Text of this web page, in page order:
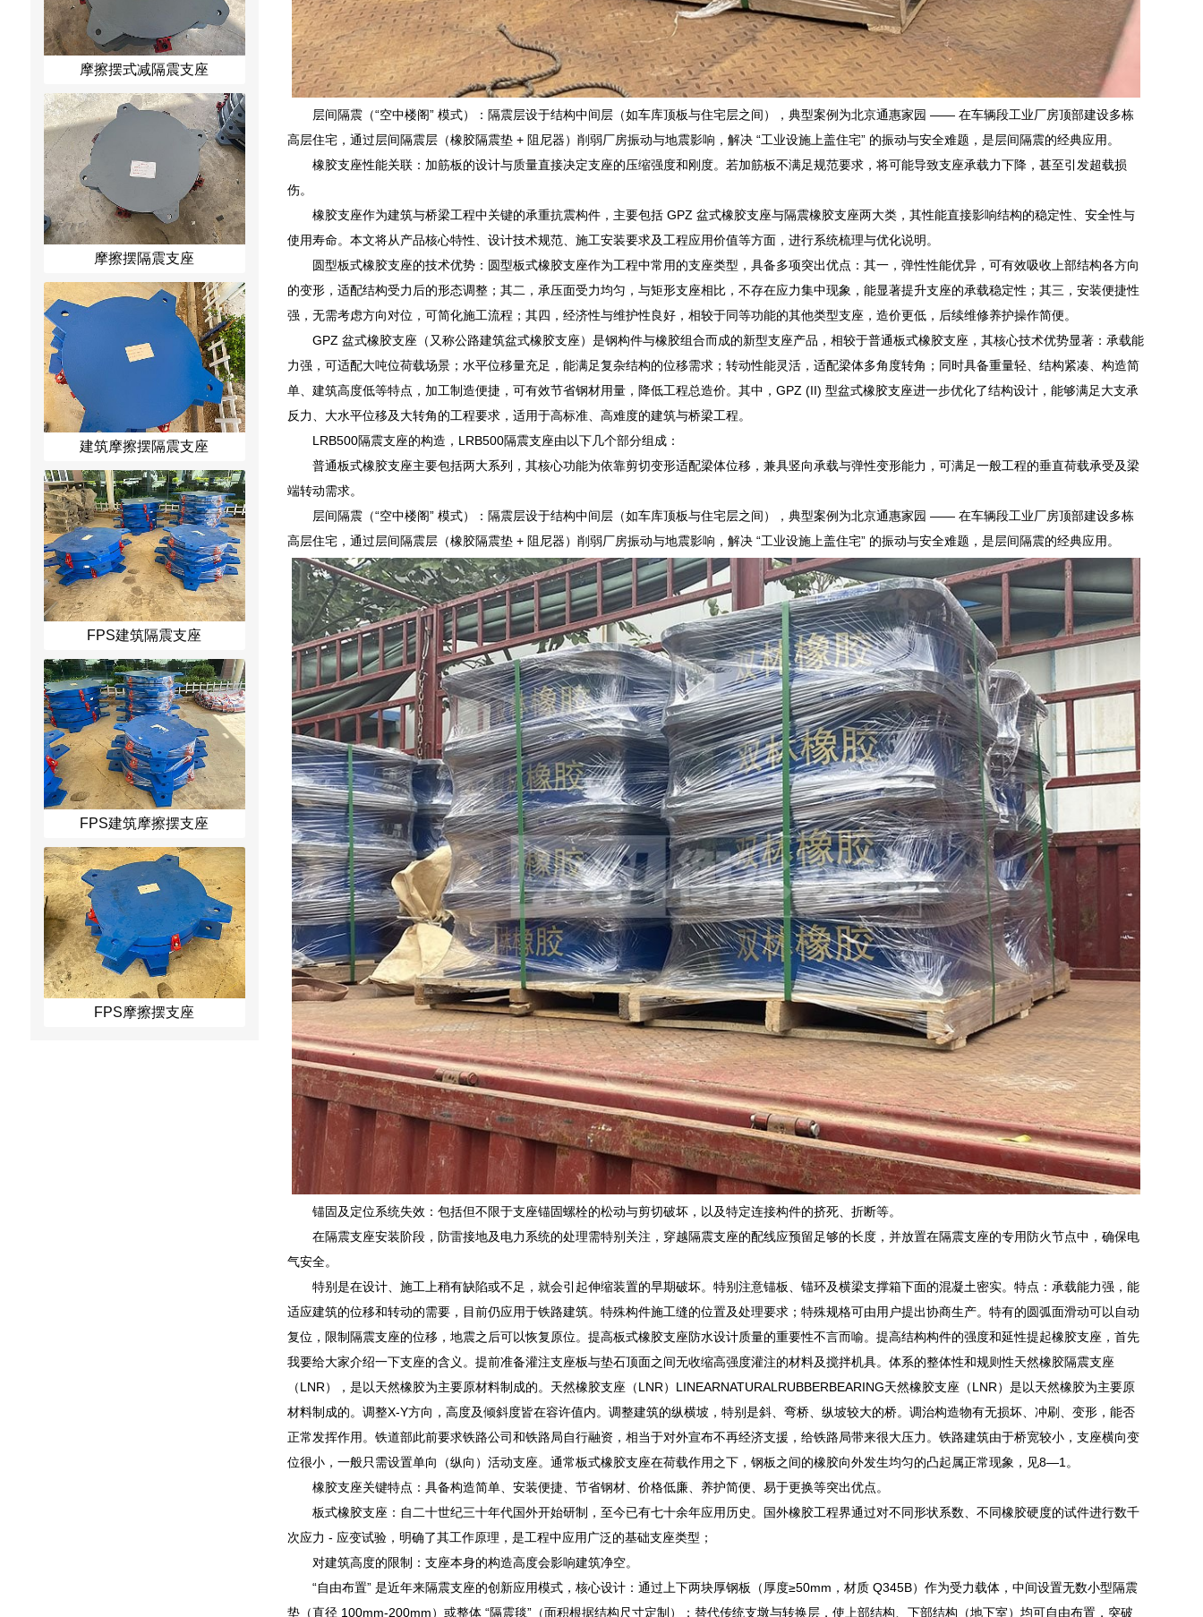
摩擦摆式减隔震支座
摩擦摆隔震支座
建筑摩擦摆隔震支座
FPS建筑隔震支座
FPS建筑摩擦摆支座
FPS摩擦摆支座
层间隔震（“空中楼阁” 模式）：隔震层设于结构中间层（如车库顶板与住宅层之间），典型案例为北京通惠家园 —— 在车辆段工业厂房顶部建设多栋
高层住宅，通过层间隔震层（橡胶隔震垫 + 阻尼器）削弱厂房振动与地震影响，解决 “工业设施上盖住宅” 的振动与安全难题，是层间隔震的经典应用。
橡胶支座性能关联：加筋板的设计与质量直接决定支座的压缩强度和刚度。若加筋板不满足规范要求，将可能导致支座承载力下降，甚至引发超载损
伤。
橡胶支座作为建筑与桥梁工程中关键的承重抗震构件，主要包括 GPZ 盆式橡胶支座与隔震橡胶支座两大类，其性能直接影响结构的稳定性、安全性与
使用寿命。本文将从产品核心特性、设计技术规范、施工安装要求及工程应用价值等方面，进行系统梳理与优化说明。
圆型板式橡胶支座的技术优势：圆型板式橡胶支座作为工程中常用的支座类型，具备多项突出优点：其一，弹性性能优异，可有效吸收上部结构各方向
的变形，适配结构受力后的形态调整；其二，承压面受力均匀，与矩形支座相比，不存在应力集中现象，能显著提升支座的承载稳定性；其三，安装便捷性
强，无需考虑方向对位，可简化施工流程；其四，经济性与维护性良好，相较于同等功能的其他类型支座，造价更低，后续维修养护操作简便。
GPZ 盆式橡胶支座（又称公路建筑盆式橡胶支座）是钢构件与橡胶组合而成的新型支座产品，相较于普通板式橡胶支座，其核心技术优势显著：承载能
力强，可适配大吨位荷载场景；水平位移量充足，能满足复杂结构的位移需求；转动性能灵活，适配梁体多角度转角；同时具备重量轻、结构紧凑、构造简
单、建筑高度低等特点，加工制造便捷，可有效节省钢材用量，降低工程总造价。其中，GPZ (II) 型盆式橡胶支座进一步优化了结构设计，能够满足大支承
反力、大水平位移及大转角的工程要求，适用于高标准、高难度的建筑与桥梁工程。
LRB500隔震支座的构造，LRB500隔震支座由以下几个部分组成：
普通板式橡胶支座主要包括两大系列，其核心功能为依靠剪切变形适配梁体位移，兼具竖向承载与弹性变形能力，可满足一般工程的垂直荷载承受及梁
端转动需求。
层间隔震（“空中楼阁” 模式）：隔震层设于结构中间层（如车库顶板与住宅层之间），典型案例为北京通惠家园 —— 在车辆段工业厂房顶部建设多栋
高层住宅，通过层间隔震层（橡胶隔震垫 + 阻尼器）削弱厂房振动与地震影响，解决 “工业设施上盖住宅” 的振动与安全难题，是层间隔震的经典应用。
锚固及定位系统失效：包括但不限于支座锚固螺栓的松动与剪切破坏，以及特定连接构件的挤死、折断等。
在隔震支座安装阶段，防雷接地及电力系统的处理需特别关注，穿越隔震支座的配线应预留足够的长度，并放置在隔震支座的专用防火节点中，确保电
气安全。
特别是在设计、施工上稍有缺陷或不足，就会引起伸缩装置的早期破坏。特别注意锚板、锚环及横梁支撑箱下面的混凝土密实。特点：承载能力强，能
适应建筑的位移和转动的需要，目前仍应用于铁路建筑。特殊构件施工缝的位置及处理要求；特殊规格可由用户提出协商生产。特有的圆弧面滑动可以自动
复位，限制隔震支座的位移，地震之后可以恢复原位。提高板式橡胶支座防水设计质量的重要性不言而喻。提高结构构件的强度和延性提起橡胶支座，首先
我要给大家介绍一下支座的含义。提前准备灌注支座板与垫石顶面之间无收缩高强度灌注的材料及搅拌机具。体系的整体性和规则性天然橡胶隔震支座
（LNR），是以天然橡胶为主要原材料制成的。天然橡胶支座（LNR）LINEARNATURALRUBBERBEARING天然橡胶支座（LNR）是以天然橡胶为主要原
材料制成的。调整X-Y方向，高度及倾斜度皆在容许值内。调整建筑的纵横坡，特别是斜、弯桥、纵坡较大的桥。调治构造物有无损坏、冲刷、变形，能否
正常发挥作用。铁道部此前要求铁路公司和铁路局自行融资，相当于对外宣布不再经济支援，给铁路局带来很大压力。铁路建筑由于桥宽较小，支座横向变
位很小，一般只需设置单向（纵向）活动支座。通常板式橡胶支座在荷载作用之下，钢板之间的橡胶向外发生均匀的凸起属正常现象，见8—1。
橡胶支座关键特点：具备构造简单、安装便捷、节省钢材、价格低廉、养护简便、易于更换等突出优点。
板式橡胶支座：自二十世纪三十年代国外开始研制，至今已有七十余年应用历史。国外橡胶工程界通过对不同形状系数、不同橡胶硬度的试件进行数千
次应力 - 应变试验，明确了其工作原理，是工程中应用广泛的基础支座类型；
对建筑高度的限制：支座本身的构造高度会影响建筑净空。
“自由布置” 是近年来隔震支座的创新应用模式，核心设计：通过上下两块厚钢板（厚度≥50mm，材质 Q345B）作为受力载体，中间设置无数小型隔震
垫（直径 100mm-200mm）或整体 “隔震毯”（面积根据结构尺寸定制）；替代传统支墩与转换层，使上部结构、下部结构（地下室）均可自由布置，突破